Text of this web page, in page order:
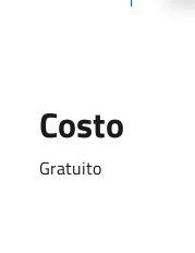
Costo
Gratuito